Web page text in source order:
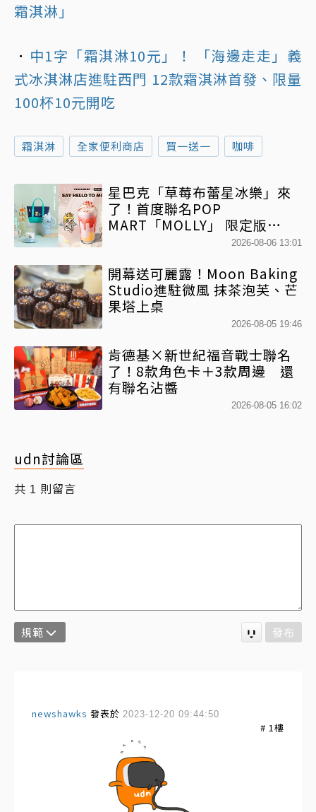
霜淇淋」
． 中1字「霜淇淋10元」！ 「海邊走走」義
式冰淇淋店進駐西門 12款霜淇淋首發、限量
100杯10元開吃
霜淇淋 全家便利商店 買一送一 咖啡
星巴克「草莓布蕾星冰樂」來
了！首度聯名POP
MART「MOLLY」 限定版
「MOLLYｘBearista小熊杯」
2026-08-06 13:01
開幕送可麗露！Moon Baking
Studio進駐微風 抹茶泡芙、芒
果塔上桌
2026-08-05 19:46
肯德基×新世紀福音戰士聯名
了！8款角色卡＋3款周邊 還
有聯名沾醬
2026-08-05 16:02
udn討論區
共 1 則留言
規範 發布
newshawks 發表於 2023-12-20 09:44:50
# 1樓